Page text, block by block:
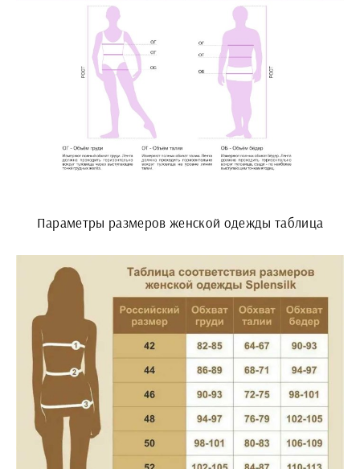
Параметры размеров женской одежды таблица